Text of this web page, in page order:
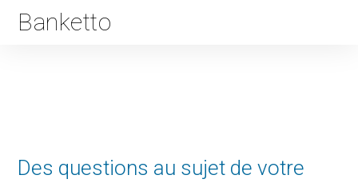
Banketto
Des questions au sujet de votre